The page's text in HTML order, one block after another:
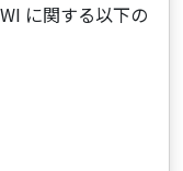
に関する以下の